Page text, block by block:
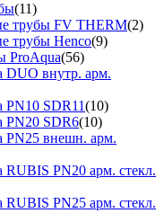
(11)
трубы FV THERM(2)
трубы Henco(9)
ProAqua(56)
внутр. арм.
SDR11(10)
SDR6(10)
внешн. арм.
PN20 арм. стекл.
PN25 арм. стекл.